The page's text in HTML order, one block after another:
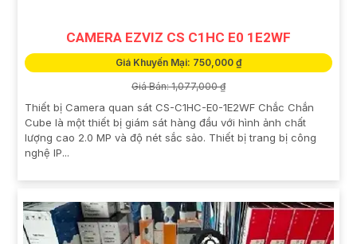
CAMERA EZVIZ CS C1HC E0 1E2WF
Giá Khuyến Mại: 750,000 ₫
Giá Bán: 1,077,000 ₫
Thiết bị Camera quan sát CS-C1HC-E0-1E2WF Chắc Chắn
Cube là một thiết bị giám sát hàng đầu với hình ảnh chất
lượng cao 2.0 MP và độ nét sắc sảo. Thiết bị trang bị công
nghệ IP...